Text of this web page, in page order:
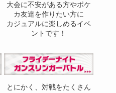
大会に不安がある方やポケ
カ友達を作りたい方に
カジュアルに楽しめるイベ
ントです！
とにかく、対戦をたくさん